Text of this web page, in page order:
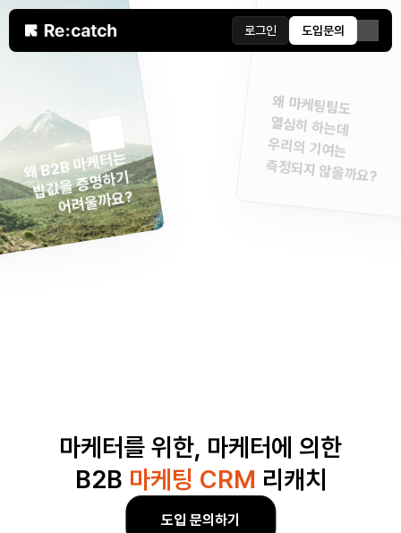
왜 B2B 마케터는
밥값을 증명하기
어려울까요?
왜 마케팅팀도
열심히 하는데
우리의 기여는
측정되지 않을까요?
마케터를 위한, 마케터에 의한
B2B 마케팅 CRM 리캐치
도입 문의하기
로그인 도입문의